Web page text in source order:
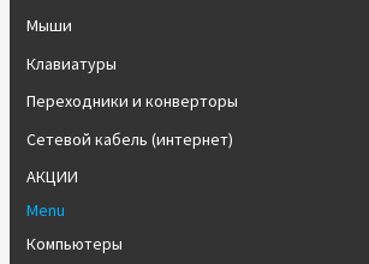
Мыши
Клавиатуры
Переходники и конверторы
Сетевой кабель (интернет)
АКЦИИ
Menu
Компьютеры